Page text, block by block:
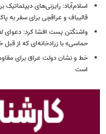
اسلام‌آباد: رایزنی‌های
قالیباف و عراقچی برای سفر به
واشنگتن پست افشا کرد:
حماسی» با زرادخانه‌ای که از
خط و نشان دولت عراق برای
است